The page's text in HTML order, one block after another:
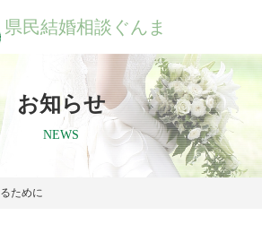
県民結婚相談ぐんま
お知らせ
NEWS
ために